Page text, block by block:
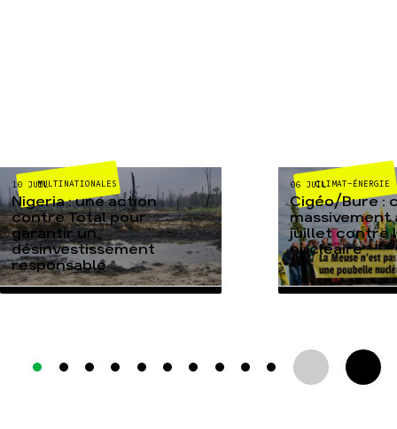
MULTINATIONALES
10 JUIL
Nigeria : une action
contre Total pour
garantir un
désinvestissement
responsable
CLIMAT-ÉNERGIE
06 JUIL
Cigéo/Bure :
massivement
juillet contre
nucléaire